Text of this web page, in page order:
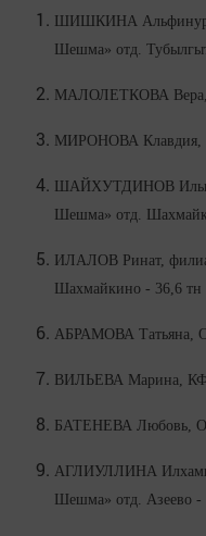
ШИШКИНА Альфинур,
Шешма» отд.
МАЛОЛЕТКОВА Вера,
МИРОНОВА Клавдия,
ШАЙХУТДИНОВ
Шешма» отд.
ИЛАЛОВ Ринат,
Шахмайкино - 36,6 тн
АБРАМОВА Татьяна,
ВИЛЬЕВА Марина,
БАТЕНЕВА Любовь,
АГЛИУЛЛИНА
Шешма» отд. Азеево -